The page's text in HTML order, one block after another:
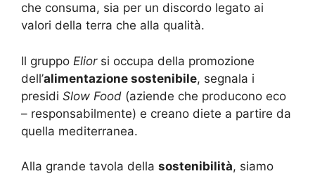
che consuma, sia per un discordo legato ai
valori della terra che alla qualità.
Il gruppo Elior si occupa della promozione
dell’alimentazione sostenibile, segnala i
presidi Slow Food (aziende che producono eco
– responsabilmente) e creano diete a partire da
quella mediterranea.
Alla grande tavola della sostenibilità, siamo